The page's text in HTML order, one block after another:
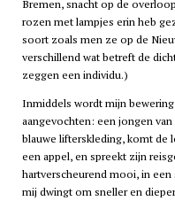
Bremen, snacht op de
rozen met lampjes erin heb
soort zoals men ze op de
verschillend wat betreft de
zeggen een individu.)
Inmiddels wordt mijn
aangevochten: een jongen
blauwe lifterskleding, komt de
een appel, en spreekt zijn
hartverscheurend mooi, in
mij dwingt om sneller en